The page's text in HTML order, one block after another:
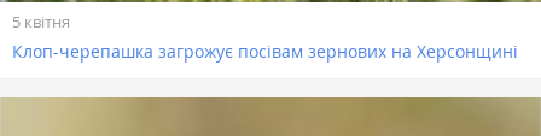
5 квітня
Клоп-черепашка загрожує посівам зернових на Херсонщині